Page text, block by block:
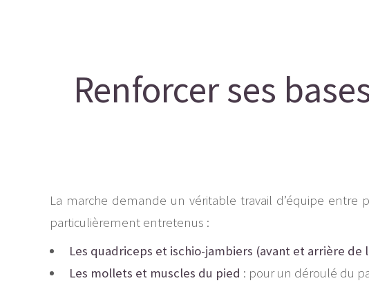
Renforcer ses
La marche demande un véritable travail d’équipe entre
particulièrement entretenus :
Les quadriceps et ischio-jambiers (avant et arrière de
Les mollets et muscles du pied : pour un déroulé du